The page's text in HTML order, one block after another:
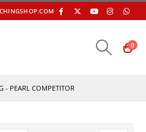
0
- PEARL COMPETITOR